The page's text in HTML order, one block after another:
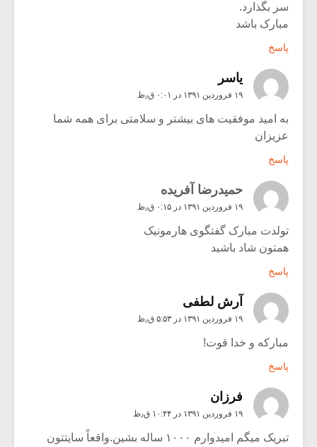
سر بگذارد.
مبارک باشد
پاسخ
یاسر
۱۹ فروردین ۱۳۹۱ در ۰:۰۱ ق٫ظ
به امید موفقیت های بیشتر و سلامتی برای همه شما
عزیزان
پاسخ
حميدرضا آفريده
۱۹ فروردین ۱۳۹۱ در ۰:۱۵ ق٫ظ
تولدت مبارک گفتگوی هارمونیک
همتون شاد باشید
پاسخ
آرش لطفی
۱۹ فروردین ۱۳۹۱ در ۵:۵۳ ق٫ظ
مبارکه و خدا قوت!
پاسخ
فرزان
۱۹ فروردین ۱۳۹۱ در ۱۰:۴۴ ق٫ظ
تبریک میگم امیدوارم ۱۰۰۰ ساله بشین.واقعاً سایتتون